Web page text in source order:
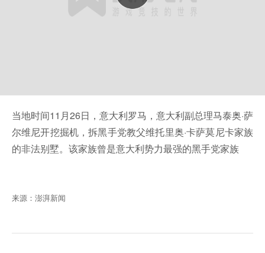
当地时间11月26日，意大利罗马，意大利副总理马泰奥·萨
尔维尼开挖掘机，拆黑手党教父维托里奥·卡萨莫尼卡家族
的非法别墅。该家族曾是意大利势力最强的黑手党家族
来源：澎湃新闻